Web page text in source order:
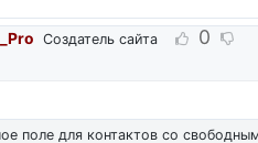
Создатель сайта 0
поле для контактов со